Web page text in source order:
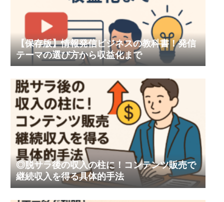
【保存版】情報発信ビジネスの教科書！発信
テーマの選び方から収益化まで
◎脱サラ後の収入の柱に！コンテンツ販売で
継続収入を得る具体的手法